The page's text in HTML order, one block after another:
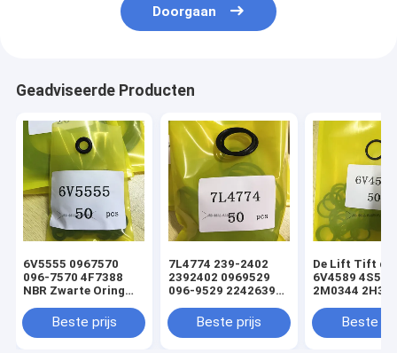
Doorgaan
Geadviseerde Producten
6V5555 0967570
096-7570 4F7388
NBR Zwarte Oring
cilinderladerafdichtingsset
Beste prijs
7L4774 239-2402
2392402 0969529
096-9529 2242639
Zwarte Oring
hydraulische
Beste prijs
De Lift Tift die
6V4589
2M0344
de
Beste